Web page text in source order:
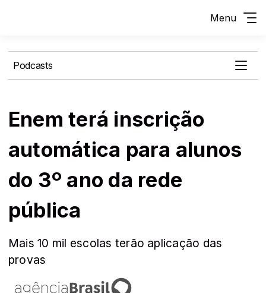
Menu
Podcasts
Enem terá inscrição
automática para alunos
do 3º ano da rede
pública
Mais 10 mil escolas terão aplicação das
provas